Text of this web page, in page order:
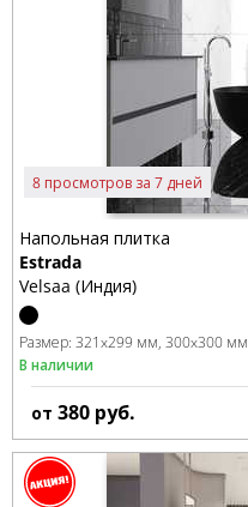
8 просмотров за 7 дней
Напольная плитка
Estrada
Velsaa (Индия)
Размер: 321x299 мм 300x300 мм
В наличии
от 380 руб.